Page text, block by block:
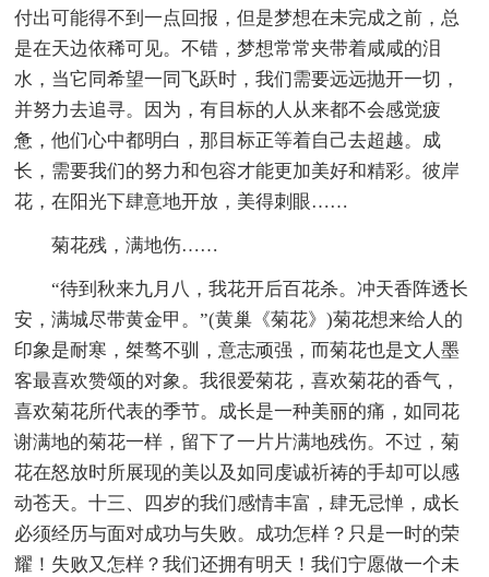
付出可能得不到一点回报，但是梦想在未完成之前，总
是在天边依稀可见。不错，梦想常常夹带着咸咸的泪
水，当它同希望一同飞跃时，我们需要远远抛开一切，
并努力去追寻。因为，有目标的人从来都不会感觉疲
惫，他们心中都明白，那目标正等着自己去超越。成
长，需要我们的努力和包容才能更加美好和精彩。彼岸
花，在阳光下肆意地开放，美得刺眼……
菊花残，满地伤……
“待到秋来九月八，我花开后百花杀。冲天香阵透长
安，满城尽带黄金甲。”(黄巢《菊花》)菊花想来给人的
印象是耐寒，桀骜不驯，意志顽强，而菊花也是文人墨
客最喜欢赞颂的对象。我很爱菊花，喜欢菊花的香气，
喜欢菊花所代表的季节。成长是一种美丽的痛，如同花
谢满地的菊花一样，留下了一片片满地残伤。不过，菊
花在怒放时所展现的美以及如同虔诚祈祷的手却可以感
动苍天。十三、四岁的我们感情丰富，肆无忌惮，成长
必须经历与面对成功与失败。成功怎样？只是一时的荣
耀！失败又怎样？我们还拥有明天！我们宁愿做一个未